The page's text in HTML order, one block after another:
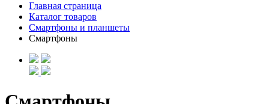
Главная страница
Каталог товаров
Смартфоны и планшеты
Смартфоны